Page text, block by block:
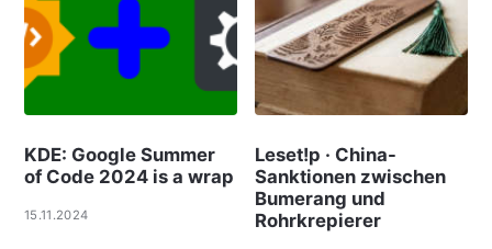
KDE: Google Summer
of Code 2024 is a wrap
15.11.2024
Leset!p · China-
Sanktionen zwischen
Bumerang und
Rohrkrepierer